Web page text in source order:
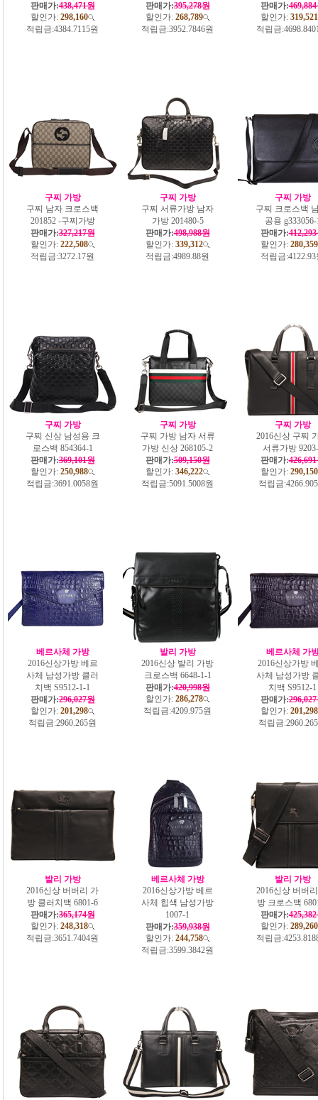
판매가:438,471원
할인가: 298,160
적립금:4384.7115원
판매가:395,278원
할인가: 268,789
적립금:3952.7846원
판매가:
할인가: 319,521
적립금:
구찌 가방
구찌 남자 크로스백
201852 -구찌가방
판매가:327,217원
할인가: 222,508
적립금:3272.17원
구찌 가방
구찌 서류가방 남자
가방 201480-5
판매가:498,988원
할인가: 339,312
적립금:4989.88원
구찌 가방
구찌 크로스백
공용 g333056-
판매가:
할인가: 280,359
적립금:
구찌 가방
구찌 신상 남성용 크
로스백 854364-1
판매가:369,101원
할인가: 250,988
적립금:3691.0058원
구찌 가방
구찌 가방 남자 서류
가방 신상 268105-2
판매가:509,150원
할인가: 346,222
적립금:5091.5008원
구찌 가방
2016신상 구찌
서류가방
판매가:
할인가: 290,150
적립금:
베르사체 가방
2016신상가방 베르
사체 남성가방 클러
치백 S9512-1-1
판매가:296,027원
할인가: 201,298
적립금:2960.265원
발리 가방
2016신상 발리 가방
크로스백 6648-1-1
판매가:420,998원
할인가: 286,278
적립금:4209.975원
베르사체 가
2016신상가방
사체 남성가방
치백 S9512-1
판매가:
할인가: 201,298
적립금:
발리 가방
2016신상 버버리 가
방 클러치백 6801-6
판매가:365,174원
할인가: 248,318
적립금:3651.7404원
베르사체 가방
2016신상가방 베르
사체 힙색 남성가방
1007-1
판매가:359,938원
할인가: 244,758
적립금:3599.3842원
발리 가방
2016신상 버버
방 크로스백
판매가:
할인가: 289,260
적립금: